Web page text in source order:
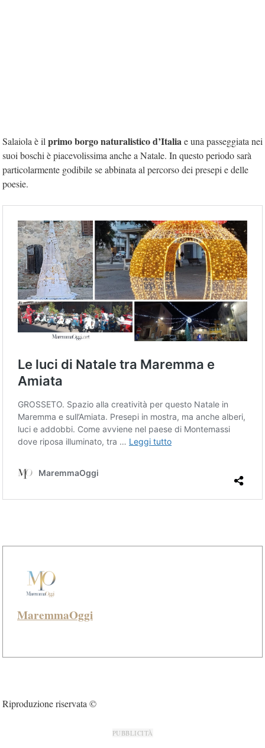
Salaiola è il primo borgo naturalistico d’Italiae una passeggiata nei
suoi boschi è piacevolissima anche a Natale. In questo periodo sarà
particolarmente godibile se abbinata al percorso dei presepi e delle
poesie.
MaremmaOggi
Riproduzione riservata ©
PUBBLICITÀ